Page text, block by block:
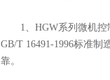
1、HGW系列微机控制
GB/T 16491-1996标准
靠。